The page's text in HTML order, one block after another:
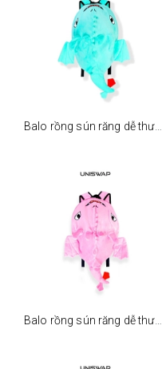
Balo rồng sún răng dễ thương - xanh ngọc
Balo rồng sún răng dễ thương - hồng